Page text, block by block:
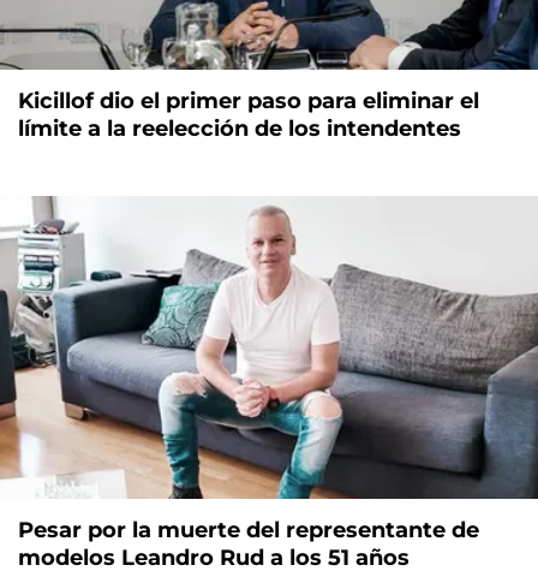
Kicillof dio el primer paso para eliminar el
límite a la reelección de los intendentes
Pesar por la muerte del representante de
modelos Leandro Rud a los 51 años